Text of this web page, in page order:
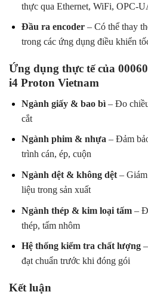
thực qua Ethernet, WiFi, OPC-
Đầu ra encoder– Có thể thay
trong các ứng dụng điều khiển
Ứng dụng thực tế của
i4 Proton Vietnam
Ngành giấy & bao bì– Đo
cắt
Ngành phim & nhựa– Đảm
trình cán, ép, cuộn
Ngành dệt & không dệt– Giám
liệu trong sản xuất
Ngành thép & kim loại tấm–
thép, tấm nhôm
Hệ thống kiểm tra chất lượng–
đạt chuẩn trước khi đóng gói
Kết luận